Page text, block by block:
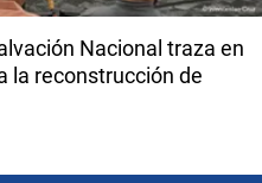
Nacional traza en
la reconstrucción de